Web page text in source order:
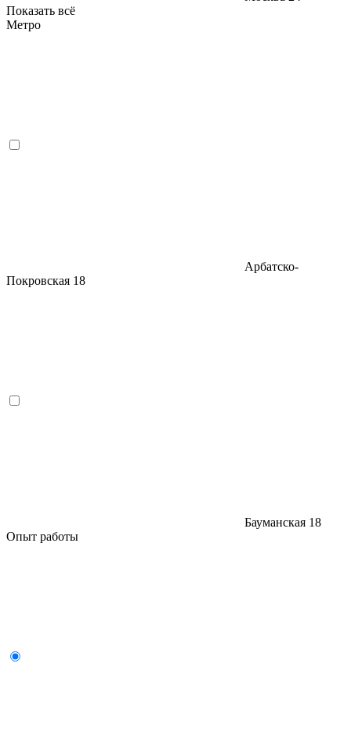
Показать всё
Метро
Арбатско-
Покровская 18
Бауманская 18
Опыт работы